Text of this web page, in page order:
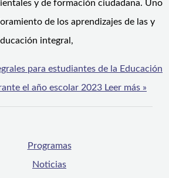
y de formación ciudadana. Uno
de los aprendizajes de las y
integral,
para estudiantes de la Educación
el año escolar 2023 Leer más »
Programas
Noticias